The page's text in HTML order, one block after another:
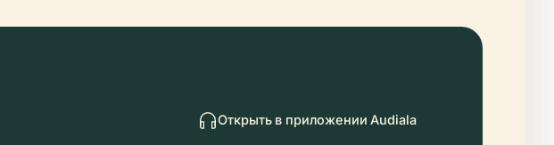
Открыть в приложении Audiala